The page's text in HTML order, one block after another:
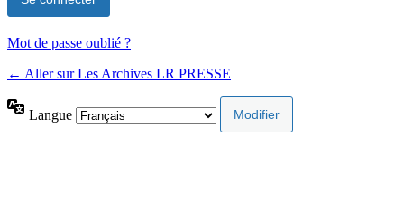
Mot de passe oublié ?
← Aller sur Les Archives LR PRESSE
Langue